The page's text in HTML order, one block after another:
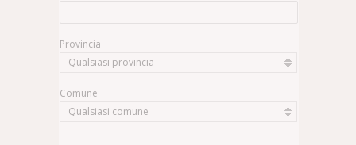
Provincia
Qualsiasi provincia
Comune
Qualsiasi comune